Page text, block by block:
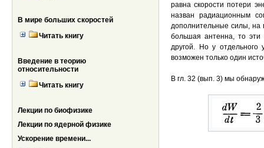
В мире больших скоростей
Читать книгу
Введение в теорию
относительности
Читать книгу
Лекции по биофизике
Лекции по ядерной физике
Ускорение времени...
равна скорости потери
назван радиационным
дополнительные силы, на
большая антенна, то эти
другой. Но у отдельного
возможен только один
В гл. 32 (вып. 3) мы